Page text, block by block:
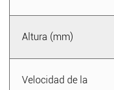
Altura (mm)
Velocidad de la